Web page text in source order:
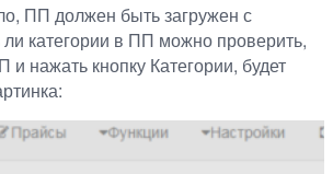
ПП должен быть загружен с
ли категории в ПП можно проверить,
нажать кнопку Категории, будет